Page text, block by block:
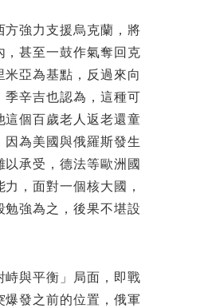
方強力支援烏克蘭，將
，甚至一鼓作氣奪回克
米亞為基點，反過來向
辛吉也認為，這種可
這個百歲老人返老還童
因為美國與俄羅斯發生
以承受，德法等歐洲國
，面對一個核大國，
勉強為之，後果不堪設
峙與平衡」局面，即戰
爆發之前的位置，俄軍